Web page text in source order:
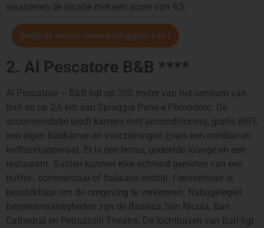
waarderen de locatie met een score van 9,5.
2. Al Pescatore B&B ****
Al Pescatore – B&B ligt op 300 meter van het centrum van
Bari en op 2,6 km van Spiaggia Pane e Pomodoro. De
accommodatie biedt kamers met airconditioning, gratis WiFi,
een eigen badkamer en voorzieningen zoals een minibar en
koffiezetapparaat. Er is een terras, gedeelde lounge en een
restaurant. Gasten kunnen elke ochtend genieten van een
buffet-, continentaal of Italiaans ontbijt. Fietsverhuur is
beschikbaar om de omgeving te verkennen. Nabijgelegen
bezienswaardigheden zijn de Basilica San Nicola, Bari
Cathedral en Petruzzelli Theatre. De luchthaven van Bari ligt